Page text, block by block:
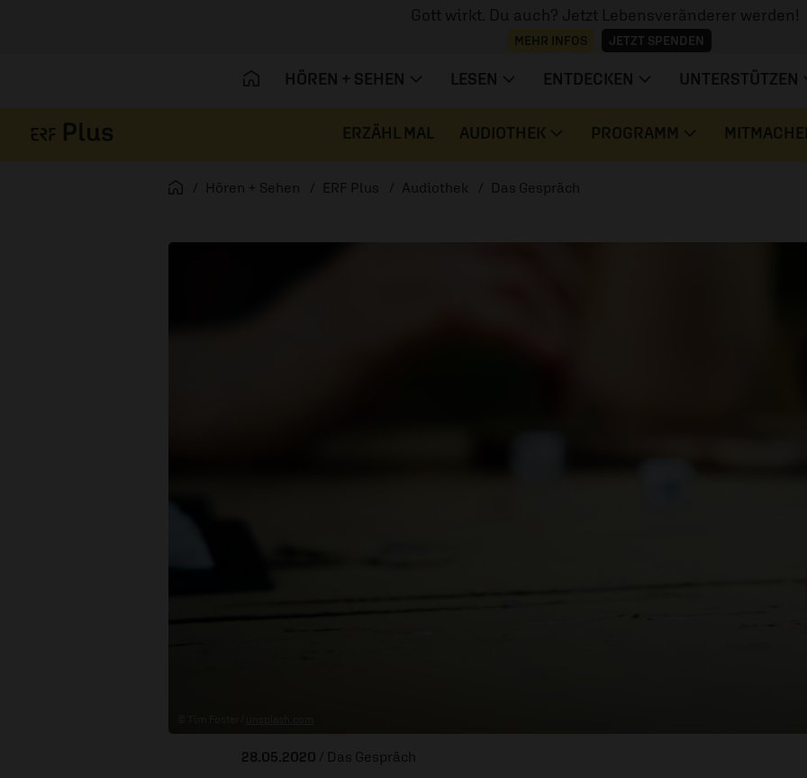
Gott wirkt. Du auch? Jetzt Lebensveränderer werden!
MEHR INFOS JETZT SPENDEN
HÖREN + SEHEN LESEN ENTDECKEN UNTERSTÜTZEN
ERZÄHL MAL AUDIOTHEK PROGRAMM
Startseite
Hören + Sehen ERF Plus Audiothek Das Gespräch
28.05.2020 / Das Gespräch